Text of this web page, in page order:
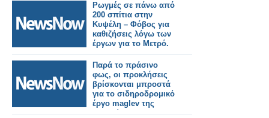
Ρωγμές σε πάνω από
200 σπίτια στην
Κυψέλη – Φόβος για
καθιζήσεις λόγω των
έργων για το Μετρό.
Παρά το πράσινο
φως, οι προκλήσεις
βρίσκονται μπροστά
για το σιδηροδρομικό
έργο maglev της
Ιαπωνίας.